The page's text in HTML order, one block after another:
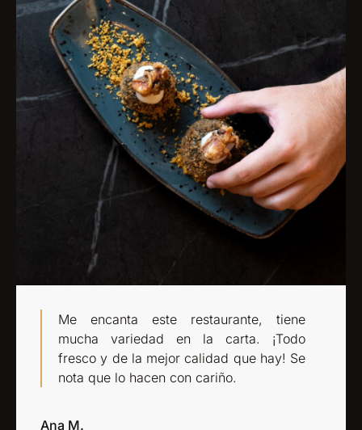
Me encanta este restaurante, tiene
mucha variedad en la carta. ¡Todo
fresco y de la mejor calidad que hay! Se
nota que lo hacen con cariño.
Ana M.